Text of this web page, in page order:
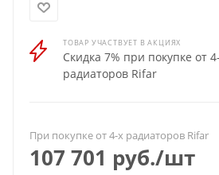
ТОВАР УЧАСТВУЕТ В АКЦИЯХ
Скидка 7% при покупке от
радиаторов Rifar
При покупке от 4-х радиаторов Rifar
107 701 руб./шт